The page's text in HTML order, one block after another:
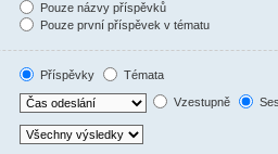
Pouze názvy příspěvků
Pouze první příspěvek v tématu
Příspěvky
Témata
Vzestupně